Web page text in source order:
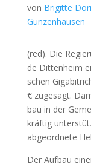
von Brigitte
Gunzenhausen
(red). Die
de Dit­ten­heim
schen
€ zuge­sagt.
bau in der
kräf­tig
ab­ge­ord­ne­te
Der Auf­bau